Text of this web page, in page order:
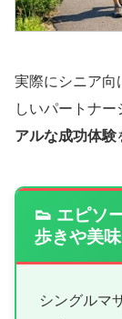
実際にシニア向
しいパートナ
アルな成功体験
👟 エピソ
歩きや美
シングルマ